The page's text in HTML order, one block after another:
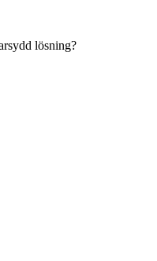
lösning?